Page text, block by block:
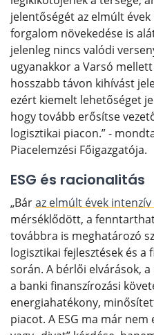
jelentőségét az elmúlt
forgalom növekedése is
jelenleg nincs valódi
ugyanakkor a Varsó
hosszabb távon kihívást
ezért kiemelt lehetőséget
hogy tovább erősítse
logisztikai piacon.” -
Piacelemzési Főigazgatója.
ESG és racionalitás
„Báraz elmúlt évek intenzív
mérséklődött, a
továbbra is meghatározó
logisztikai fejlesztések és a
során. A bérlői elvárások,
a banki finanszírozási
energiahatékony,
piacot. A ESG ma már